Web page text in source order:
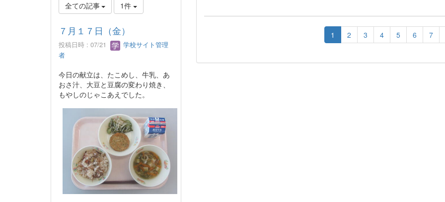
1 2 3 4 5 6 7
全ての記事 1件
７月１７日（金）
投稿日時 : 07/21
学校サイト管理
者
今日の献立は、たこめし、牛乳、あ
おさ汁、大豆と豆腐の変わり焼き、
もやしのじゃこあえでした。